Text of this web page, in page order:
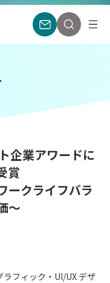
企業アワードに
賞
ークライフバラ
〜
フィック・UI/UX デザ